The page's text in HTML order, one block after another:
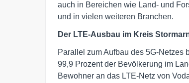
auch in Bereichen wie Land- und
und in vielen weiteren Branchen.
Der LTE-Ausbau im Kreis
Parallel zum Aufbau des 5G-Netzes
99,9 Prozent der Bevölkerung im
Bewohner an das LTE-Netz von